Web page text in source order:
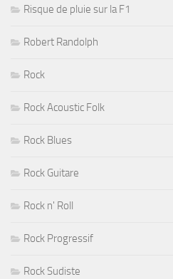
Risque de pluie sur la F1
Robert Randolph
Rock
Rock Acoustic Folk
Rock Blues
Rock Guitare
Rock n' Roll
Rock Progressif
Rock Sudiste